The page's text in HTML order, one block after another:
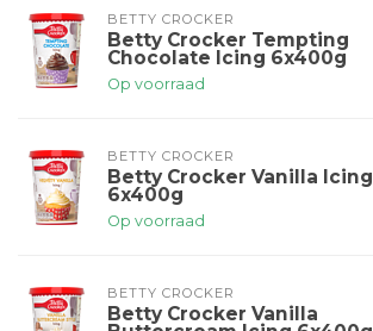
BETTY CROCKER
Betty Crocker Tempting
Chocolate Icing 6x400g
Op voorraad
BETTY CROCKER
Betty Crocker Vanilla Icing
6x400g
Op voorraad
BETTY CROCKER
Betty Crocker Vanilla